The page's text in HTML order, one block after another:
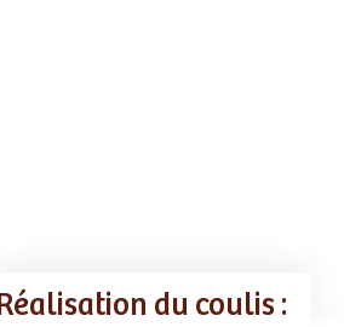
Réalisation du coulis :